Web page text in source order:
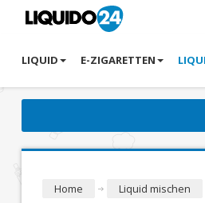
LIQUID E-ZIGARETTEN
Home Liquid mischen